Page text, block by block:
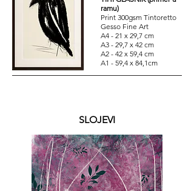
ramu)
Print 300gsm Tintoretto
Gesso Fine Art
A4 - 21 x 29,7 cm
A3 - 29,7 x 42 cm
A2 - 42 x 59,4 cm
A1 - 59,4 x 84,1cm
SLOJEVI